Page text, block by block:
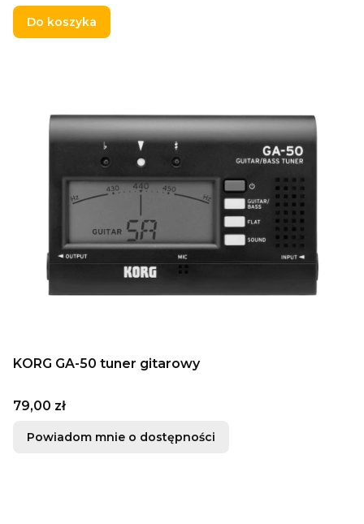
Do koszyka
KORG GA-50 tuner gitarowy
Cena
79,00 zł
Powiadom mnie o dostępności